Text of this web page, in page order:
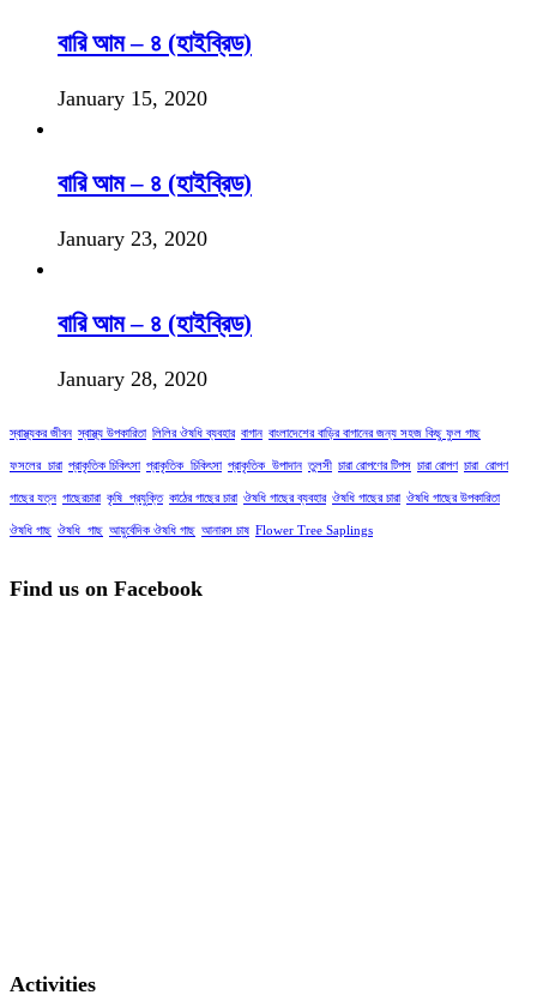
বারি আম – ৪ (হাইব্রিড)
January 15, 2020
বারি আম – ৪ (হাইব্রিড)
January 23, 2020
বারি আম – ৪ (হাইব্রিড)
January 28, 2020
স্বাস্থ্যকর জীবন স্বাস্থ্য উপকারিতা লিলির ঔষধি ব্যবহার বাগান বাংলাদেশের বাড়ির বাগানের জন্য সহজ কিছু ফুল গাছ
ফসলের_চারা প্রাকৃতিক চিকিৎসা প্রাকৃতিক_চিকিৎসা প্রাকৃতিক_উপাদান তুলসী চারা রোপণের টিপস চারা রোপণ চারা_রোপণ
গাছের যত্ন গাছেরচারা কৃষি_প্রযুক্তি কাঠের গাছের চারা ঔষধি গাছের ব্যবহার ঔষধি গাছের চারা ঔষধি গাছের উপকারিতা
ঔষধি গাছ ঔষধি_গাছ আয়ুর্বেদিক ঔষধি গাছ আনারস চাষ Flower Tree Saplings
Find us on Facebook
Activities